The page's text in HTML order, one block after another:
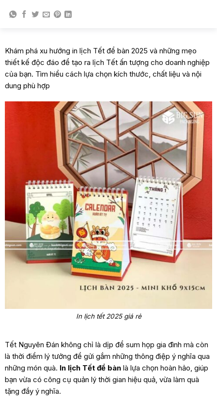
Khám phá xu hướng in lịch Tết để bàn 2025 và những mẹo
thiết kế độc đáo để tạo ra lịch Tết ấn tượng cho doanh nghiệp
của bạn. Tìm hiểu cách lựa chọn kích thước, chất liệu và nội
dung phù hợp
In lịch tết 2025 giá rẻ
Tết Nguyên Đán không chỉ là dịp để sum họp gia đình mà còn
là thời điểm lý tưởng để gửi gắm những thông điệp ý nghĩa qua
những món quà. In lịch Tết để bànlà lựa chọn hoàn hảo, giúp
bạn vừa có công cụ quản lý thời gian hiệu quả, vừa làm quà
tặng đầy ý nghĩa.